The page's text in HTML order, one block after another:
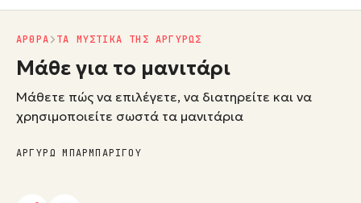
ΑΡΘΡΑ ΤΑ ΜΥΣΤΙΚΑ ΤΗΣ ΑΡΓΥΡΩΣ
Μάθε για το μανιτάρι
Μάθετε πώς να επιλέγετε, να διατηρείτε και να
χρησιμοποιείτε σωστά τα μανιτάρια
ΑΡΓΥΡΩ ΜΠΑΡΜΠΑΡΙΓΟΥ